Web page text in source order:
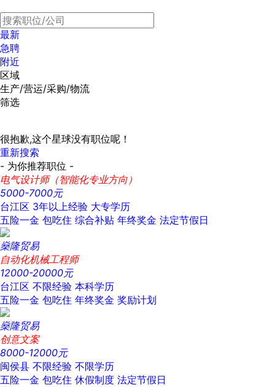
最新
急聘
附近
区域
生产/营运/采购/物流
筛选
很抱歉,这个星球没有职位呢！
重新搜索
- 为你推荐职位 -
电气设计师（智能化专业方向）
5000-7000元
台江区 3年以上经验 大专学历
五险一金 包吃住 综合补贴 年终奖金 法定节假日
燊隆贸易
自动化机械工程师
12000-20000元
台江区 不限经验 本科学历
五险一金 包吃住 年终奖金 奖励计划
燊隆贸易
创意文案
8000-12000元
闽侯县 不限经验 不限学历
五险一金 包吃住 休假制度 法定节假日